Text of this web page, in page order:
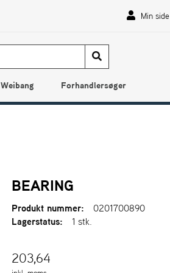
Min side
Weibang Forhandlersøger
BEARING
Produkt nummer:
0201700890
Lagerstatus:
1 stk.
203,64